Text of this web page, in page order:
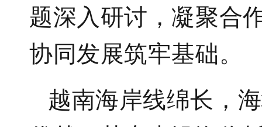
题深入研讨，凝聚合
协同发展筑牢基础。
越南海岸线绵长，